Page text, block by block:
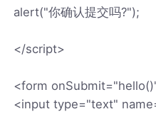
alert("你确认提交吗?");
</script>
<form
<input type="text"